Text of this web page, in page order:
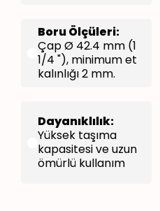
Boru Ölçüleri:
Çap Ø 42.4 mm (1
1/4 "), minimum et
kalınlığı 2 mm.
Dayanıklılık:
Yüksek taşıma
kapasitesi ve uzun
ömürlü kullanım